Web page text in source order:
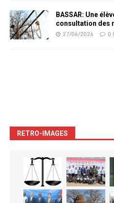
BASSAR: Une
consultation des
27/06/2026 0
RETRO-IMAGES